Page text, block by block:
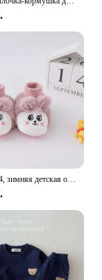
Новинка 2024, зимняя детская обувь с милыми 3D мультяшными животными, теплые пушистые детские носки для новорожденных, нескользящие домашние тапочки